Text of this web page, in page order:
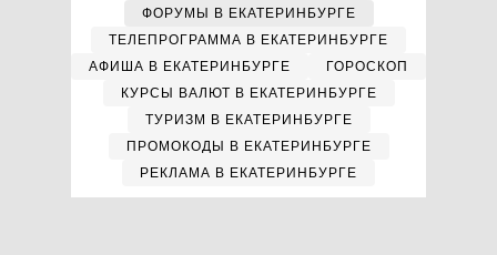
ФОРУМЫ В ЕКАТЕРИНБУРГЕ
ТЕЛЕПРОГРАММА В ЕКАТЕРИНБУРГЕ
АФИША В ЕКАТЕРИНБУРГЕ
ГОРОСКОП
КУРСЫ ВАЛЮТ В ЕКАТЕРИНБУРГЕ
ТУРИЗМ В ЕКАТЕРИНБУРГЕ
ПРОМОКОДЫ В ЕКАТЕРИНБУРГЕ
РЕКЛАМА В ЕКАТЕРИНБУРГЕ